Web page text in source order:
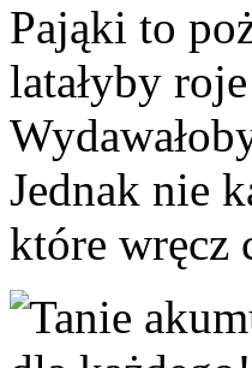
Pająki to
latałyby
Jednak nie
które wręcz